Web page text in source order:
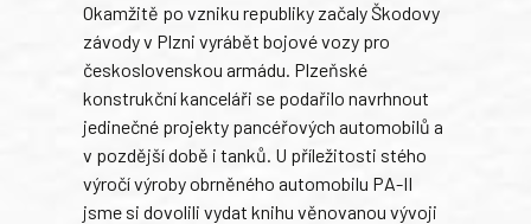
Okamžitě po vzniku republiky začaly Škodovy
závody v Plzni vyrábět bojové vozy pro
československou armádu. Plzeňské
konstrukční kanceláři se podařilo navrhnout
jedinečné projekty pancéřových automobilů a
v pozdější době i tanků. U příležitosti stého
výročí výroby obrněného automobilu PA-II
jsme si dovolili vydat knihu věnovanou vývoji